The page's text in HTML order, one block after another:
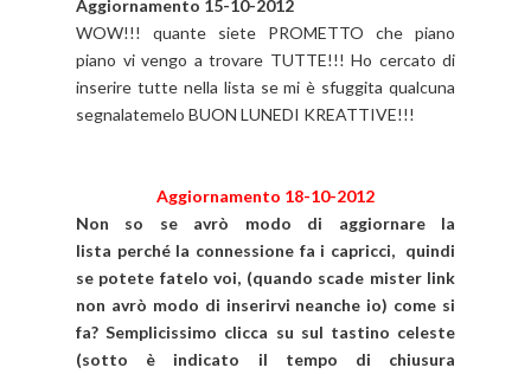
Aggiornamento 15-10-2012
WOW!!! quante siete PROMETTO che piano
piano vi vengo a trovare TUTTE!!! Ho cercato di
inserire tutte nella lista se mi è sfuggita qualcuna
segnalatemelo BUON LUNEDI KREATTIVE!!!
Aggiornamento 18-10-2012
Non so se avrò modo di aggiornare la
lista perché la connessione fa i capricci, quindi
se potete fatelo voi, (quando scade mister link
non avrò modo di inserirvi neanche io) come si
fa? Semplicissimo clicca su sul tastino celeste
(sotto è indicato il tempo di chiusura